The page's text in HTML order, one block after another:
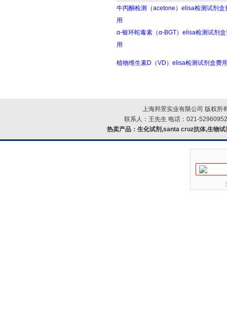
牛丙酮检测（acetone）elisa检测试剂盒
用
α-银环蛇毒素（α-BGT）elisa检测试剂
用
植物维生素D（VD）elisa检测试剂盒费
上海邦景实业有限公司 版权所
联系人：王先生 电话：021-
热卖产品： 生化试剂,santa cruz抗体,生物